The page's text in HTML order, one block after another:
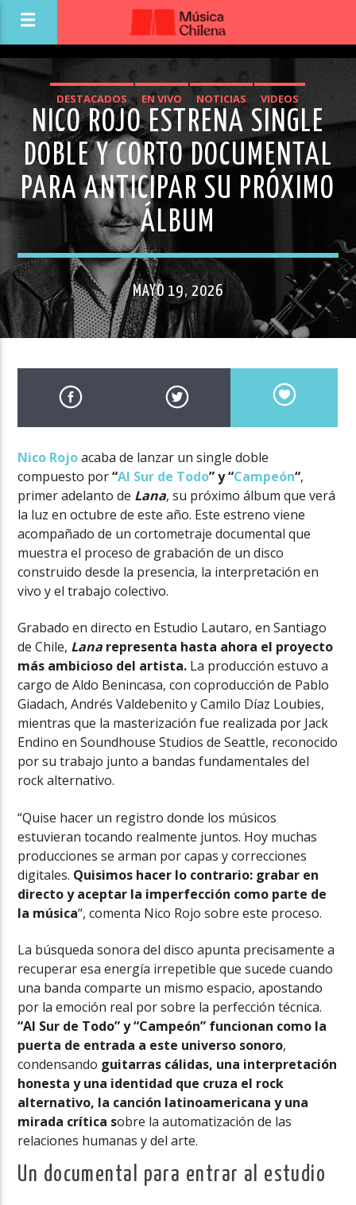
DESTACADOS EN VIVO NOTICIAS VIDEOS
NICO ROJO ESTRENA SINGLE
DOBLE Y CORTO DOCUMENTAL
PARA ANTICIPAR SU PRÓXIMO
ÁLBUM
MAYO 19, 2026
Nico Rojoacaba de lanzar un single doble
compuesto por“Al Sur de Todo” y “Campeón“,
primer adelanto de Lana, su próximo álbum que verá
la luz en octubre de este año. Este estreno viene
acompañado de un cortometraje documental que
muestra el proceso de grabación de un disco
construido desde la presencia, la interpretación en
vivo y el trabajo colectivo.
Grabado en directo en Estudio Lautaro, en Santiago
de Chile, Lana representa hasta ahora el proyecto
más ambicioso del artista. La producción estuvo a
cargo de Aldo Benincasa, con coproducción de Pablo
Giadach, Andrés Valdebenito y Camilo Díaz Loubies,
mientras que la masterización fue realizada por Jack
Endino en Soundhouse Studios de Seattle, reconocido
por su trabajo junto a bandas fundamentales del
rock alternativo.
“Quise hacer un registro donde los músicos
estuvieran tocando realmente juntos. Hoy muchas
producciones se arman por capas y correcciones
digitales. Quisimos hacer lo contrario: grabar en
directo y aceptar la imperfección como parte de
la música“, comenta Nico Rojo sobre este proceso.
La búsqueda sonora del disco apunta precisamente a
recuperar esa energía irrepetible que sucede cuando
una banda comparte un mismo espacio, apostando
por la emoción real por sobre la perfección técnica.
“Al Sur de Todo” y “Campeón” funcionan como la
puerta de entrada a este universo sonoro,
condensando guitarras cálidas, una interpretación
honesta y una identidad que cruza el rock
alternativo, la canción latinoamericana y una
mirada crítica sobre la automatización de las
relaciones humanas y del arte.
Un documental para entrar al estudio